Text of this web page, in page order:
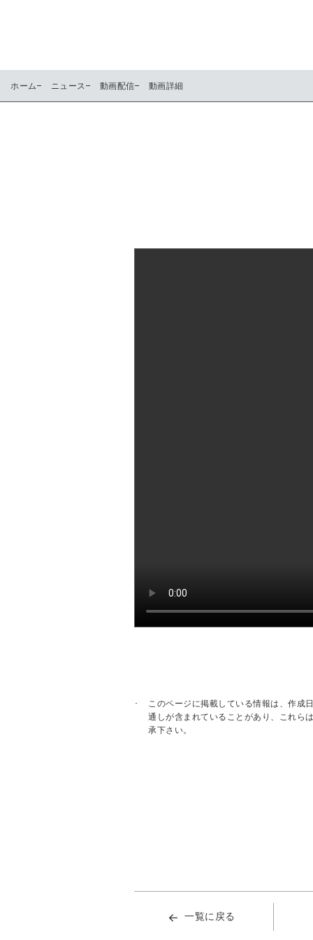
ホーム ニュース 動画配信 動画詳細
このページに掲載している情報は、作成
通しが含まれていることがあり、これら
承下さい。
一覧に戻る